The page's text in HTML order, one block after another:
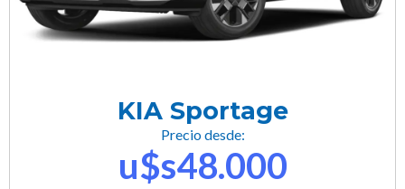
KIA Sportage
Precio desde:
u$s48.000